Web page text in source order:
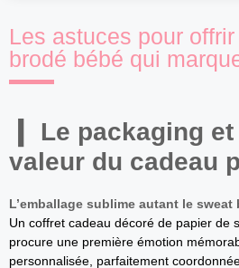
Les astuces pour
brodé bébé qui
Le packaging
valeur du cadeau
L’emballage sublime autant le
Un coffret cadeau décoré de papier de
procure une première émotion
personnalisée, parfaitement